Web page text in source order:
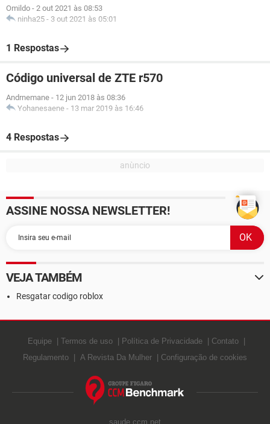
Omildo - 2 out 2021 às 08:53
ninha25 - 3 out 2021 às 05:01
1 Respostas
Código universal de ZTE r570
Andrnemane - 12 jun 2018 às 08:36
Yohanesaene - 13 mar 2019 às 16:46
4 Respostas
ASSINE NOSSA NEWSLETTER!
VEJA TAMBÉM
Resgatar codigo roblox
Equipe Termos de uso Política de Privacidade
Contato
Regulamento
A Revista Da Mulher Configuração de cookies
saude.ccm.net